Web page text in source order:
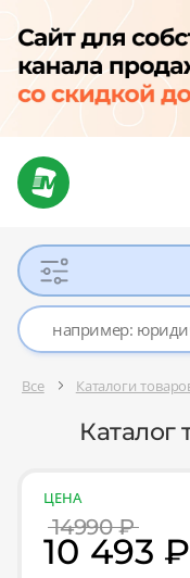
Все Каталоги
Каталог
ЦЕНА
14990 ₽
10 493 ₽